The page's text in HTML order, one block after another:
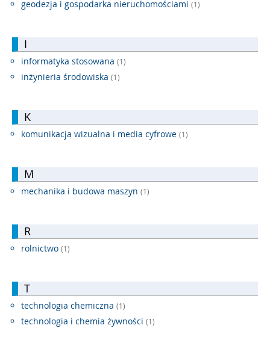
geodezja i gospodarka nieruchomościami (1)
I
informatyka stosowana (1)
inżynieria środowiska (1)
K
komunikacja wizualna i media cyfrowe (1)
M
mechanika i budowa maszyn (1)
R
rolnictwo (1)
T
technologia chemiczna (1)
technologia i chemia żywności (1)